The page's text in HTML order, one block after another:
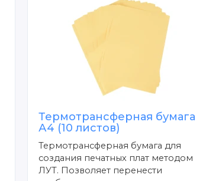
Термотрансферная бумага
А4 (10 листов)
Термотрансферная бумага для
создания печатных плат методом
ЛУТ. Позволяет перенести